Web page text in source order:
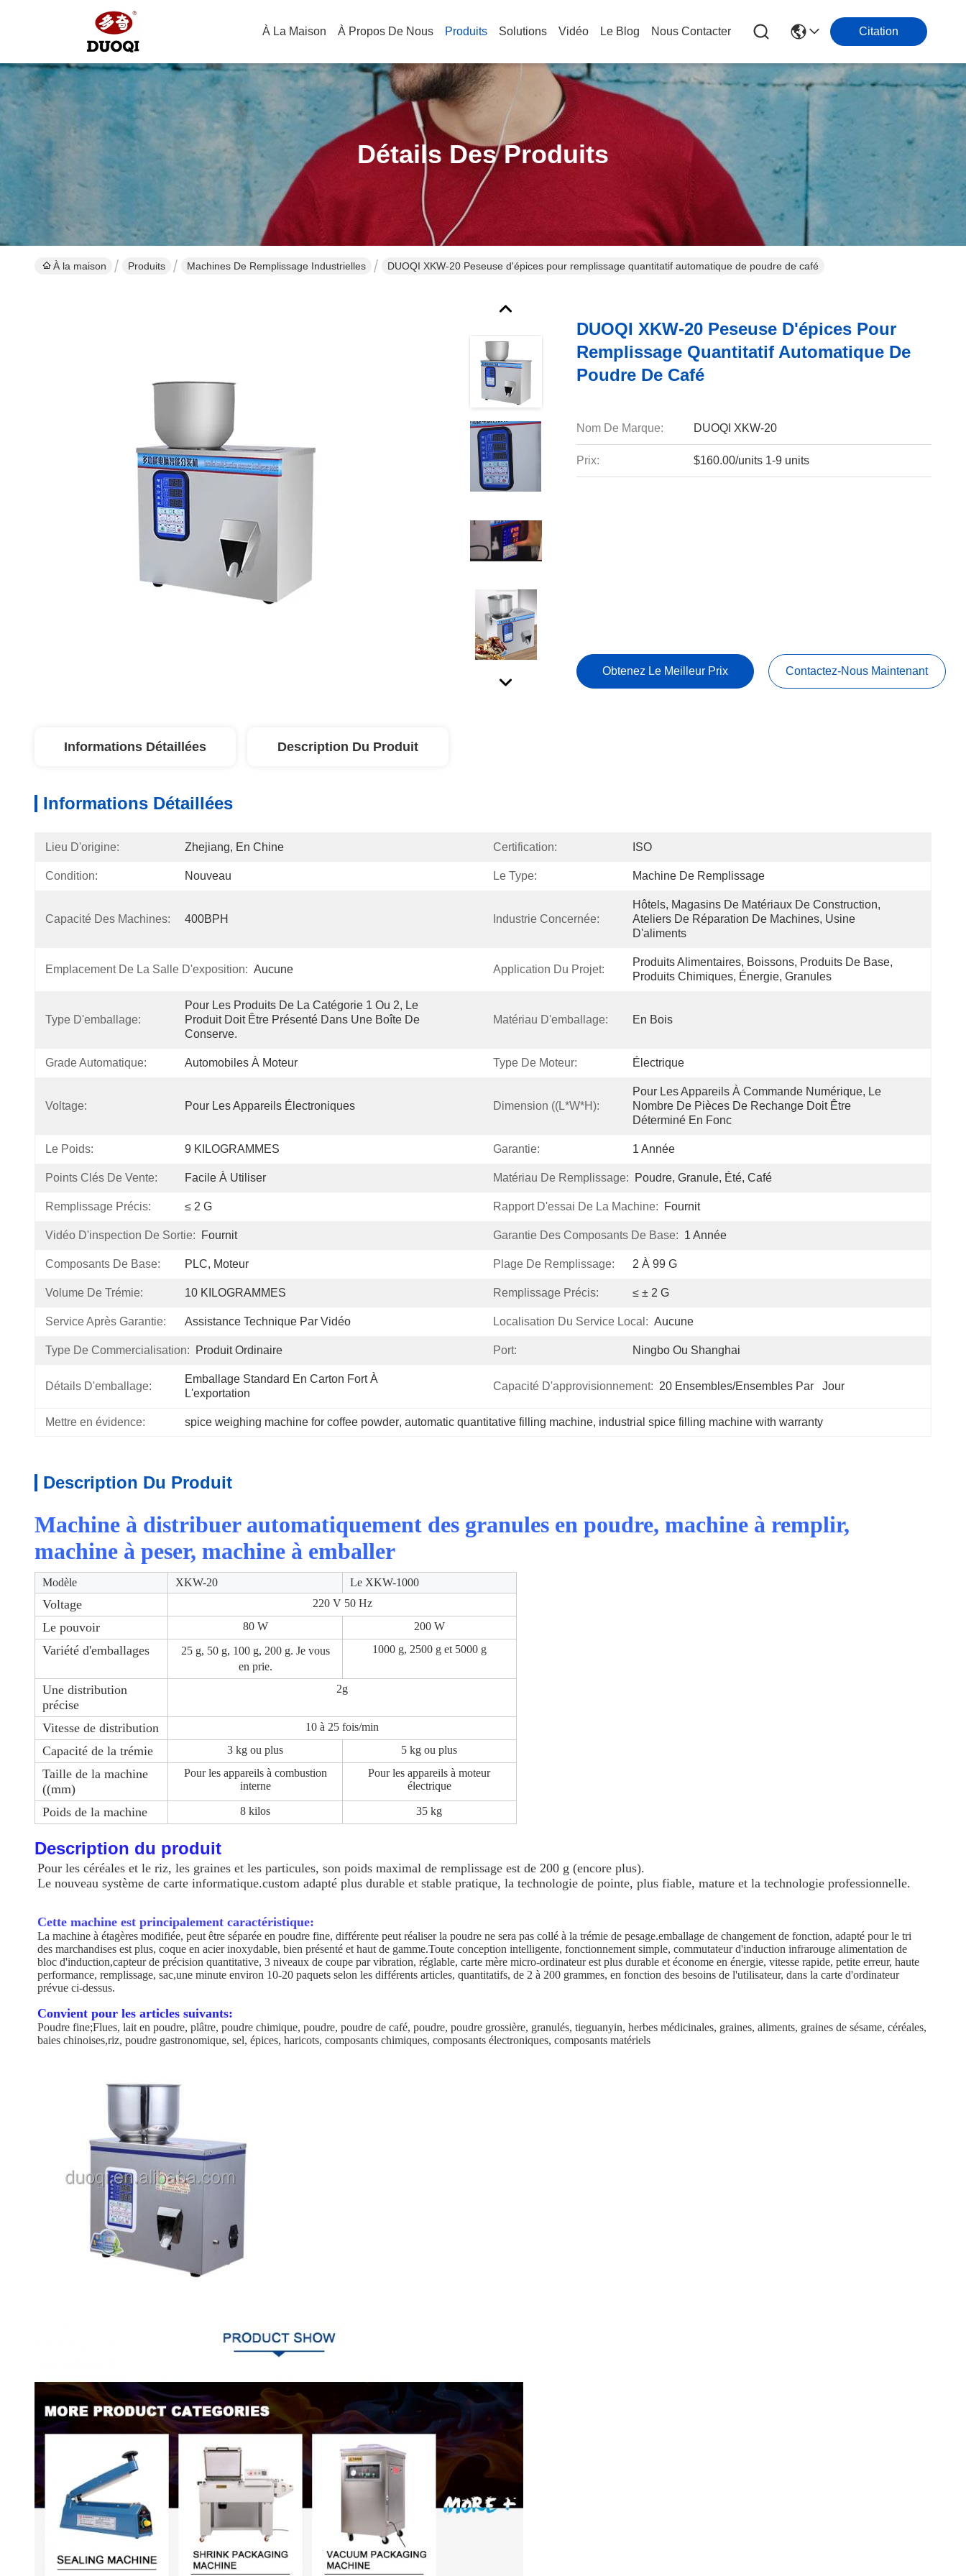
À La Maison À Propos De Nous Produits Solutions Vidéo Le Blog Nous Contacter Citation
Détails Des Produits
À la maison Produits Machines De Remplissage Industrielles DUOQI XKW-20 Peseuse d'épices pour remplissage quantitatif automatique de poudre de café
DUOQI XKW-20 Peseuse D'épices Pour
Remplissage Quantitatif Automatique De
Poudre De Café
Nom De Marque: DUOQI XKW-20
Prix: $160.00/units 1-9 units
Obtenez Le Meilleur Prix Contactez-Nous Maintenant
Informations Détaillées Description Du Produit
Informations Détaillées
Lieu D'origine: Zhejiang, En Chine Certification: ISO
Condition: Nouveau Le Type: Machine De Remplissage
Capacité Des Machines: 400BPH Industrie Concernée:
Hôtels, Magasins De Matériaux De Construction,
Ateliers De Réparation De Machines, Usine
D'aliments
Emplacement De La Salle D'exposition: Aucune Application Du Projet:
Produits Alimentaires, Boissons, Produits De Base,
Produits Chimiques, Énergie, Granules
Type D'emballage:
Pour Les Produits De La Catégorie 1 Ou 2, Le
Produit Doit Être Présenté Dans Une Boîte De
Conserve.
Matériau D'emballage: En Bois
Grade Automatique: Automobiles À Moteur Type De Moteur: Électrique
Voltage: Pour Les Appareils Électroniques Dimension ((L*W*H):
Pour Les Appareils À Commande Numérique, Le
Nombre De Pièces De Rechange Doit Être
Déterminé En Fonc
Le Poids: 9 KILOGRAMMES Garantie: 1 Année
Points Clés De Vente: Facile À Utiliser Matériau De Remplissage: Poudre, Granule, Été, Café
Remplissage Précis: ≤ 2 G Rapport D'essai De La Machine: Fournit
Vidéo D'inspection De Sortie: Fournit Garantie Des Composants De Base: 1 Année
Composants De Base: PLC, Moteur Plage De Remplissage: 2 À 99 G
Volume De Trémie: 10 KILOGRAMMES Remplissage Précis: ≤ ± 2 G
Service Après Garantie: Assistance Technique Par Vidéo Localisation Du Service Local: Aucune
Type De Commercialisation: Produit Ordinaire Port: Ningbo Ou Shanghai
Détails D'emballage:
Emballage Standard En Carton Fort À
L'exportation
Capacité D'approvisionnement: 20 Ensembles/ensembles Par   Jour
Mettre en évidence: spice weighing machine for coffee powder, automatic quantitative filling machine, industrial spice filling machine with warranty
Description Du Produit
Machine à distribuer automatiquement des granules en poudre, machine à remplir,
machine à peser, machine à emballer
Modèle XKW-20 Le XKW-1000
Voltage 220 V 50 Hz
Le pouvoir 80 W 200 W
Variété d'emballages
25 g, 50 g, 100 g, 200 g. Je vous
en prie.
1000 g, 2500 g et 5000 g
Une distribution
précise
2g
Vitesse de distribution 10 à 25 fois/min
Capacité de la trémie 3 kg ou plus 5 kg ou plus
Taille de la machine
((mm)
Pour les appareils à combustion
interne
Pour les appareils à moteur
électrique
Poids de la machine 8 kilos 35 kg
Description du produit
Pour les céréales et le riz, les graines et les particules, son poids maximal de remplissage est de 200 g (encore plus).
Le nouveau système de carte informatique.custom adapté plus durable et stable pratique, la technologie de pointe, plus fiable, mature et la technologie professionnelle.
Cette machine est principalement caractéristique:
La machine à étagères modifiée, peut être séparée en poudre fine, différente peut réaliser la poudre ne sera pas collé à la trémie de pesage.emballage de changement de fonction, adapté pour le tri
des marchandises est plus, coque en acier inoxydable, bien présenté et haut de gamme.Toute conception intelligente, fonctionnement simple, commutateur d'induction infrarouge alimentation de
bloc d'induction,capteur de précision quantitative, 3 niveaux de coupe par vibration, réglable, carte mère micro-ordinateur est plus durable et économe en énergie, vitesse rapide, petite erreur, haute
performance, remplissage, sac,une minute environ 10-20 paquets selon les différents articles, quantitatifs, de 2 à 200 grammes, en fonction des besoins de l'utilisateur, dans la carte d'ordinateur
prévue ci-dessus.
Convient pour les articles suivants:
Poudre fine;Flues, lait en poudre, plâtre, poudre chimique, poudre, poudre de café, poudre, poudre grossière, granulés, tieguanyin, herbes médicinales, graines, aliments, graines de sésame, céréales,
baies chinoises,riz, poudre gastronomique, sel, épices, haricots, composants chimiques, composants électroniques, composants matériels